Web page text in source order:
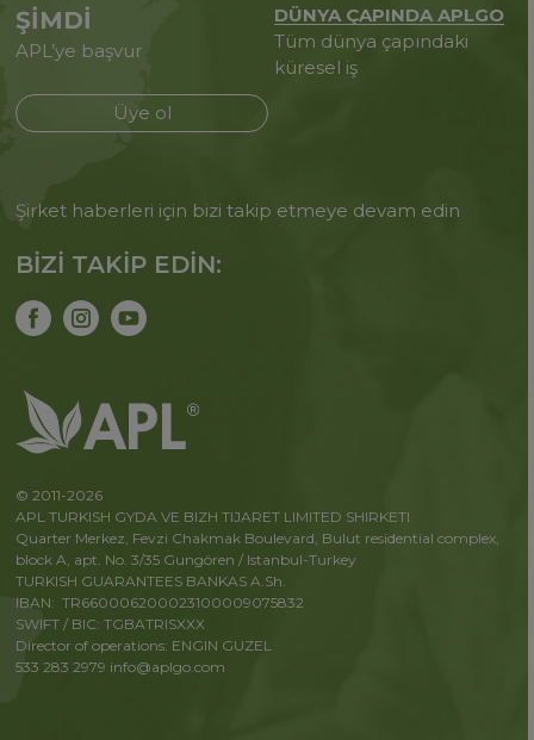
ŞİMDİ
APL’ye başvur
Üye ol
DÜNYA ÇAPINDA APLGO
Tüm dünya çapındaki
küresel iş
Şirket haberleri için bizi takip etmeye devam edin
BİZİ TAKİP EDİN:
© 2011-2026
APL TURKISH GYDA VE BIZH TIJARET LIMITED SHIRKETI
Quarter Merkez, Fevzi Chakmak Boulevard, Bulut residential complex,
block A, apt. No. 3/35 Gungören / Istanbul-Turkey
TURKISH GUARANTEES BANKAS A.Sh.
IBAN: TR660006200023100009075832
SWIFT / BIC: TGBATRISXXX
Director of operations: ENGIN GUZEL
533 283 2979 info@aplgo.com